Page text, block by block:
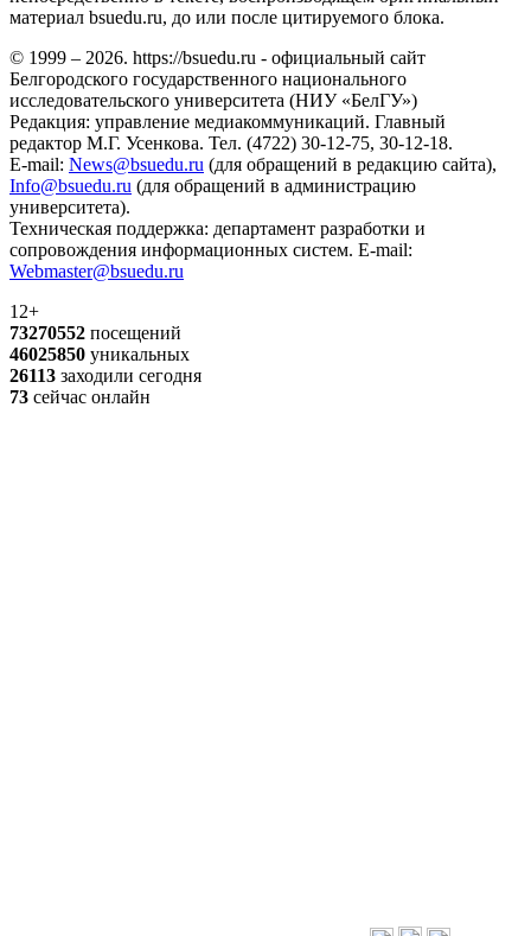
материал bsuedu.ru, до или после цитируемого блока.
© 1999 – 2026. https://bsuedu.ru - официальный сайт
Белгородского государственного национального
исследовательского университета (НИУ «БелГУ»)
Редакция: управление медиакоммуникаций. Главный
редактор М.Г. Усенкова. Тел. (4722) 30-12-75, 30-12-18.
E-mail: News@bsuedu.ru (для обращений в редакцию сайта),
Info@bsuedu.ru (для обращений в администрацию
университета).
Техническая поддержка: департамент разработки и
сопровождения информационных систем. E-mail:
Webmaster@bsuedu.ru
12+
73270552 посещений
46025850 уникальных
26113 заходили сегодня
73 сейчас онлайн